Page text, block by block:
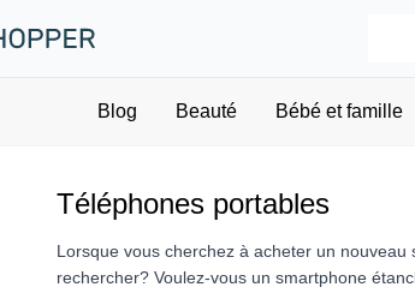
Blog Beauté Bébé et famille
Téléphones portables
Lorsque vous cherchez à acheter un
rechercher? Voulez-vous un smartphone